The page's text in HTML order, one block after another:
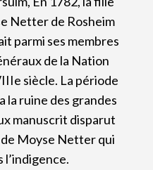
Netter de Rosheim
parmi ses membres
de la Nation
siècle. La période
la ruine des grandes
manuscrit disparut
Moyse Netter qui
l’indigence.